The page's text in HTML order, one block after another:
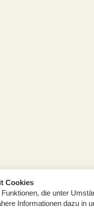
Cookies
die unter
Informationen dazu in